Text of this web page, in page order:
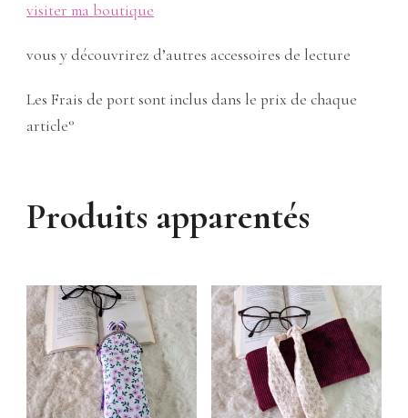
visiter ma boutique
vous y découvrirez d’autres accessoires de lecture
Les Frais de port sont inclus dans le prix de chaque
article°
Produits apparentés